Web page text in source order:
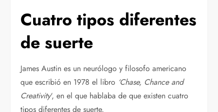
Cuatro tipos diferentes
de suerte
James Austin es un neurólogo y filosofo americano
que escribió en 1978 el libro ‘Chase, Chance and
Creativity‘, en el que hablaba de que existen cuatro
tipos diferentes de suerte.